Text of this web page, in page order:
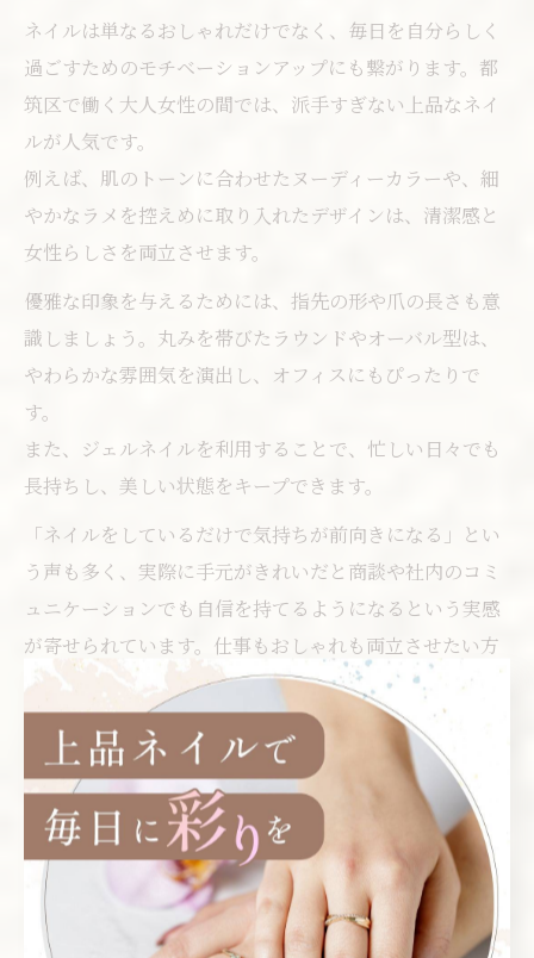
ネイルは単なるおしゃれだけでなく、毎日を自分らしく
過ごすためのモチベーションアップにも繋がります。都
筑区で働く大人女性の間では、派手すぎない上品なネイ
ルが人気です。
例えば、肌のトーンに合わせたヌーディーカラーや、細
やかなラメを控えめに取り入れたデザインは、清潔感と
女性らしさを両立させます。
優雅な印象を与えるためには、指先の形や爪の長さも意
識しましょう。丸みを帯びたラウンドやオーバル型は、
やわらかな雰囲気を演出し、オフィスにもぴったりで
す。
また、ジェルネイルを利用することで、忙しい日々でも
長持ちし、美しい状態をキープできます。
「ネイルをしているだけで気持ちが前向きになる」とい
う声も多く、実際に手元がきれいだと商談や社内のコミ
ュニケーションでも自信を持てるようになるという実感
が寄せられています。仕事もおしゃれも両立させたい方
に、オフィスネイルはおすすめです。
ネイルサロン選びに役立つ都筑区
情報
神奈川県横浜市都筑区は、センター北やららぽーと横浜
周辺など商業施設が多く、ネイルサロンも豊富に揃って
います。サロン選びで重視したいのは、アクセスの良さ